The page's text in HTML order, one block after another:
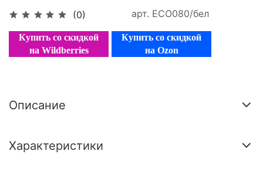
(0) арт. ЕСО080/бел
Купить со скидкой
на Wildberries
Купить со скидкой
на Ozon
Описание
Характеристики